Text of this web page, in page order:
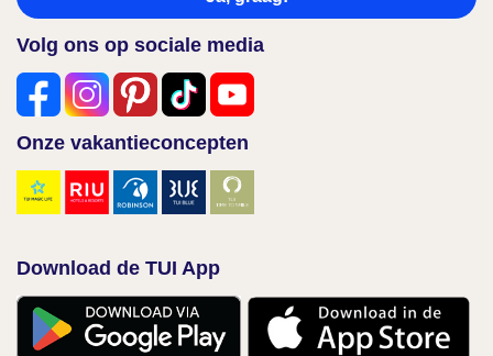
Volg ons op sociale media
Onze vakantieconcepten
Download de TUI App